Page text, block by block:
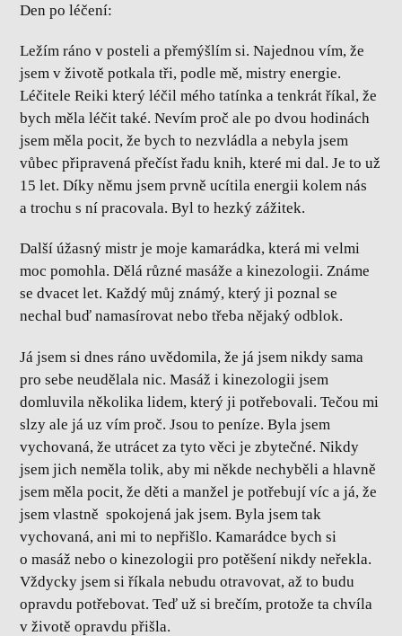
Den po léčení:
Ležím ráno v posteli a přemýšlím si. Najednou vím, že
jsem v životě potkala tři, podle mě, mistry energie.
Léčitele Reiki který léčil mého tatínka a tenkrát říkal, že
bych měla léčit také. Nevím proč ale po dvou hodinách
jsem měla pocit, že bych to nezvládla a nebyla jsem
vůbec připravená přečíst řadu knih, které mi dal. Je to už
15 let. Díky němu jsem prvně ucítila energii kolem nás
a trochu s ní pracovala. Byl to hezký zážitek.
Další úžasný mistr je moje kamarádka, která mi velmi
moc pomohla. Dělá různé masáže a kinezologii. Známe
se dvacet let. Každý můj známý, který ji poznal se
nechal buď namasírovat nebo třeba nějaký odblok.
Já jsem si dnes ráno uvědomila, že já jsem nikdy sama
pro sebe neudělala nic. Masáž i kinezologii jsem
domluvila několika lidem, který ji potřebovali. Tečou mi
slzy ale já uz vím proč. Jsou to peníze. Byla jsem
vychovaná, že utrácet za tyto věci je zbytečné. Nikdy
jsem jich neměla tolik, aby mi někde nechyběli a hlavně
jsem měla pocit, že děti a manžel je potřebují víc a já, že
jsem vlastně spokojená jak jsem. Byla jsem tak
vychovaná, ani mi to nepřišlo. Kamarádce bych si
o masáž nebo o kinezologii pro potěšení nikdy neřekla.
Vždycky jsem si říkala nebudu otravovat, až to budu
opravdu potřebovat. Teď už si brečím, protože ta chvíla
v životě opravdu přišla.